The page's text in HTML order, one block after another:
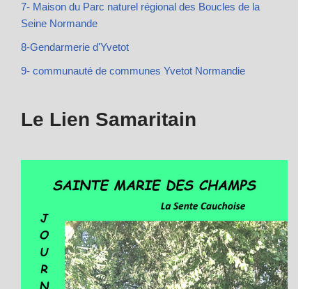
7- Maison du Parc naturel régional des Boucles de la
Seine Normande
8-Gendarmerie d'Yvetot
9- communauté de communes Yvetot Normandie
Le Lien Samaritain